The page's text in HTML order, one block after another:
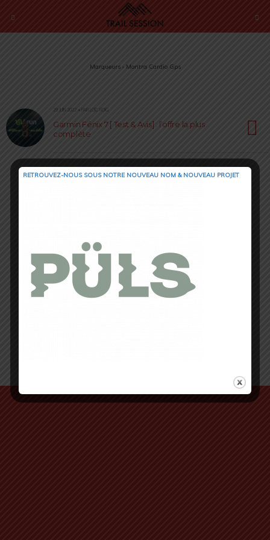
Marqueurs › Montra Cardio Gps
29 JUIN 2022 • PAR LOÏC ROIG
Garmin Fénix 7 [ Test & Avis] : l’offre la plus
complète
RETROUVEZ-NOUS SOUS NOTRE NOUVEAU NOM & NOUVEAU PROJET